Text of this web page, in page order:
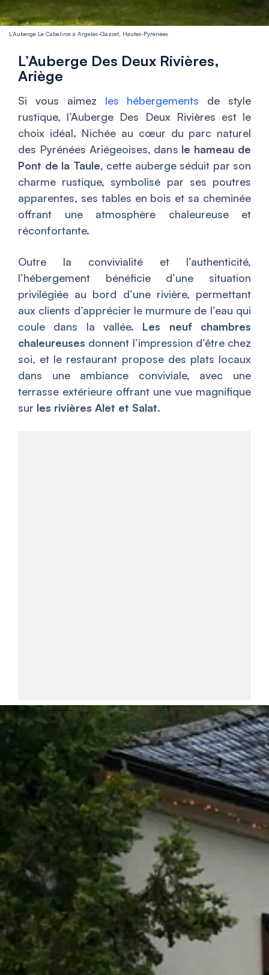
L’Auberge Le Cabaliros à Argelès-Gazost, Hautes-Pyrénées
L’Auberge Des Deux Rivières,
Ariège
Si vous aimez les hébergements de style
rustique, l’Auberge Des Deux Rivières est le
choix idéal. Nichée au cœur du parc naturel
des Pyrénées Ariégeoises, dans le hameau de
Pont de la Taule, cette auberge séduit par son
charme rustique, symbolisé par ses poutres
apparentes, ses tables en bois et sa cheminée
offrant une atmosphère chaleureuse et
réconfortante.
Outre la convivialité et l’authenticité,
l’hébergement bénéficie d’une situation
privilégiée au bord d’une rivière, permettant
aux clients d’apprécier le murmure de l’eau qui
coule dans la vallée. Les neuf chambres
chaleureuses donnent l’impression d’être chez
soi, et le restaurant propose des plats locaux
dans une ambiance conviviale, avec une
terrasse extérieure offrant une vue magnifique
sur les rivières Alet et Salat.